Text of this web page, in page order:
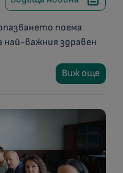
поема
най-важния здравен
Виж още